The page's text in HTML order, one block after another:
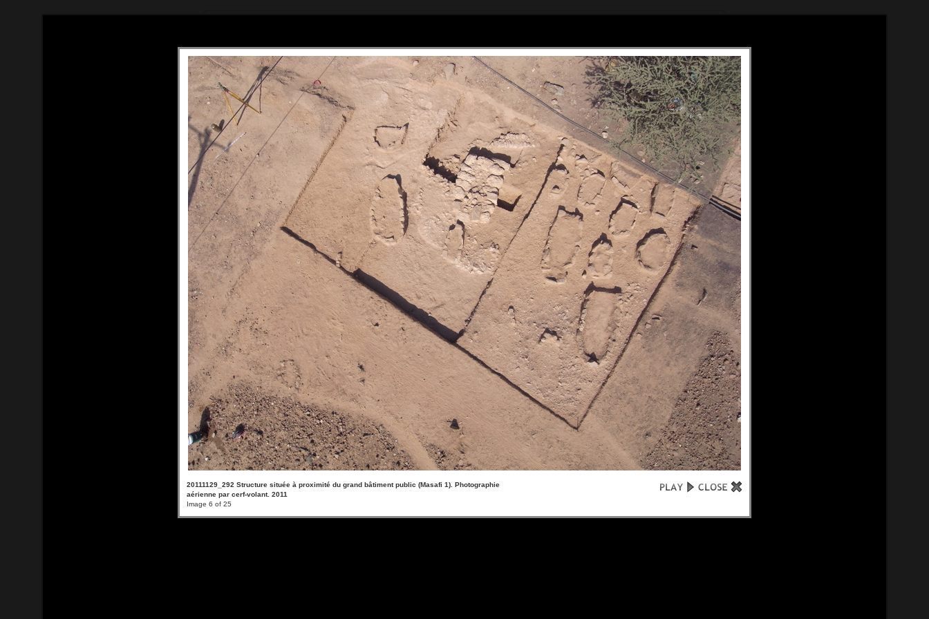
Home Articles Galerie photos Méthode À propos
Tous droits réservés (c) Thomas Sagory
Contact : thomas[at]du-ciel.com - 06 61 44 01 47
Social Widgets powered by AB-WebLog.com.
20111129_292 Structure située à proximité du grand bâtiment public (Masafi 1). Photographie
aérienne par cerf-volant. 2011
Image 6 of 25